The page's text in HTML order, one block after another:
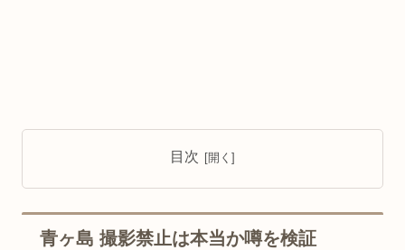
目次
青ヶ島 撮影禁止は本当か噂を検証